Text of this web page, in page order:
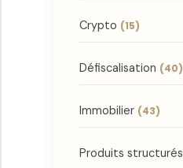
Crypto (15)
Défiscalisation (40)
Immobilier (43)
Produits structurés